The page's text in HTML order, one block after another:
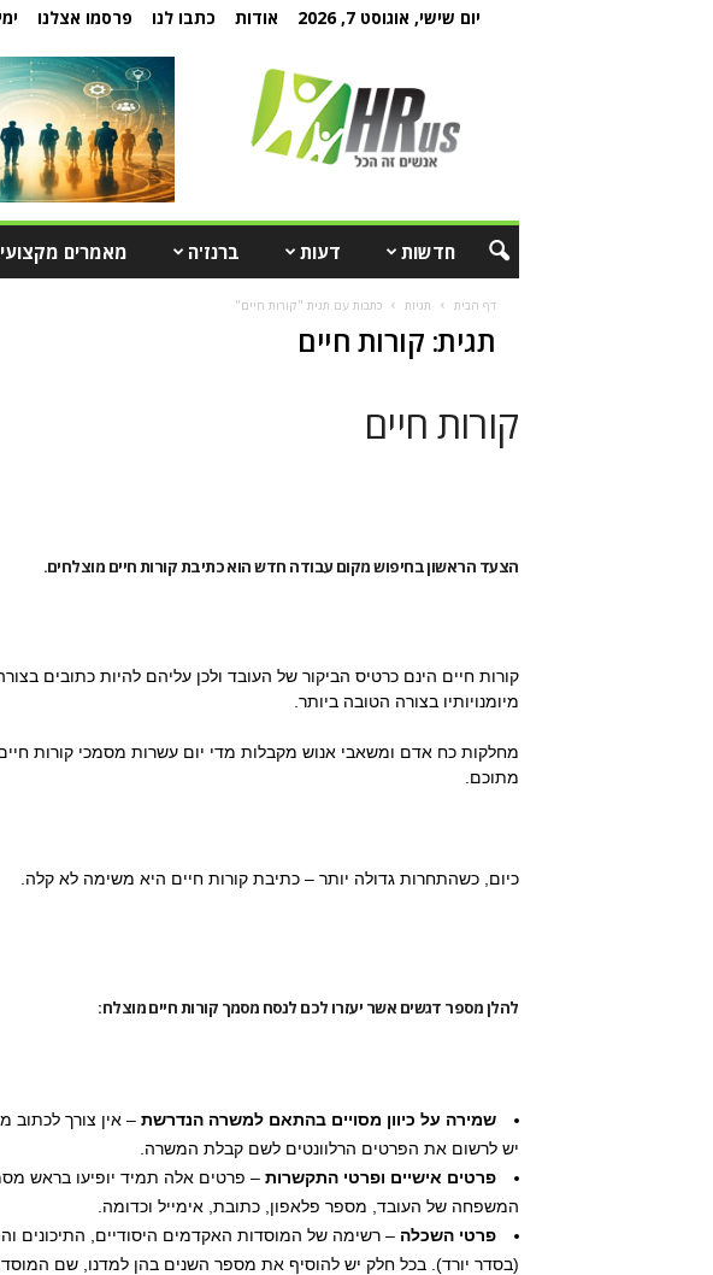
יום שישי, אוגוסט 7, 2026 אודות כתבו לנו פרסמו אצלנו
חדשות דעות ברנז'ה מאמרים
דף הבית תגיות כתבות עם תגית "קורות חיים"
תגית: קורות חיים
קורות חיים
הצעד הראשון בחיפוש מקום עבודה חדש הוא כתיבת קורות חיים מוצלחים.
קורות חיים הינם כרטיס הביקור של העובד ולכן עליהם להיות כתובים
מיומנויותיו בצורה הטובה ביותר.
מחלקות כח אדם ומשאבי אנוש מקבלות מדי יום עשרות מסמכי קורות חיים
מתוכם.
כיום, כשהתחרות גדולה יותר – כתיבת קורות חיים היא משימה לא קלה.
להלן מספר דגשים אשר יעזרו לכם לנסח מסמך קורות חיים מוצלח:
שמירה על כיוון מסויים בהתאם למשרה הנדרשת – אין צורך לכתוב
יש לרשום את הפרטים הרלוונטים לשם קבלת המשרה.
פרטים אישיים ופרטי התקשרות – פרטים אלה תמיד יופיעו בראש
המשפחה של העובד, מספר פלאפון, כתובת, אימייל וכדומה.
פרטי השכלה – רשימה של המוסדות האקדמים היסודיים, התיכונים
(בסדר יורד). בכל חלק יש להוסיף את מספר השנים בהן למדנו, שם